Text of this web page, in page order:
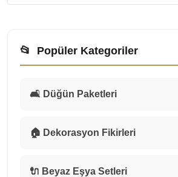
📂 Popüler Kategoriler
🛋️ Düğün Paketleri
🏠 Dekorasyon Fikirleri
🔌 Beyaz Eşya Setleri